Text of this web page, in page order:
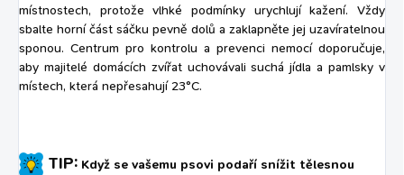
místnostech, protože vlhké podmínky urychlují kažení. Vždy
sbalte horní část sáčku pevně dolů a zaklapněte jej uzavíratelnou
sponou. Centrum pro kontrolu a prevenci nemocí doporučuje,
aby majitelé domácích zvířat uchovávali suchá jídla a pamlsky v
místech, která nepřesahují 23°C.
TIP: Když se vašemu psovi podaří snížit tělesnou